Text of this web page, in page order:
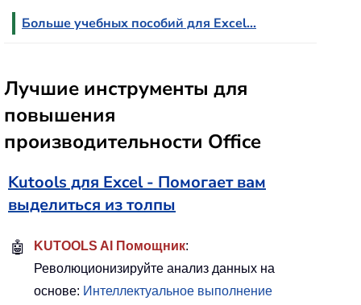
Больше учебных пособий для Excel...
Лучшие инструменты для
повышения
производительности Office
Kutools для Excel - Помогает вам
выделиться из толпы
🤖 KUTOOLS AI Помощник:
Революционизируйте анализ данных на
основе: Интеллектуальное выполнение